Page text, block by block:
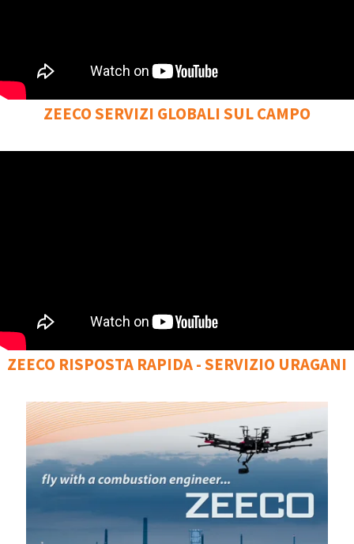
ZEECO SERVIZI GLOBALI SUL CAMPO
ZEECO RISPOSTA RAPIDA - SERVIZIO URAGANI